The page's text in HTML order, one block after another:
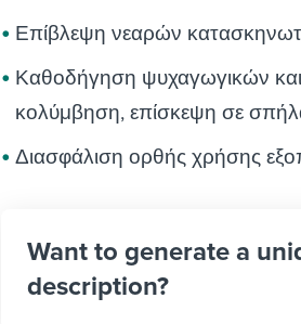
Επίβλεψη νεαρών
Καθοδήγηση ψυχαγωγικών
κολύμβηση, επίσκεψη σε
Διασφάλιση ορθής χρήσης
Want to generate a
description?